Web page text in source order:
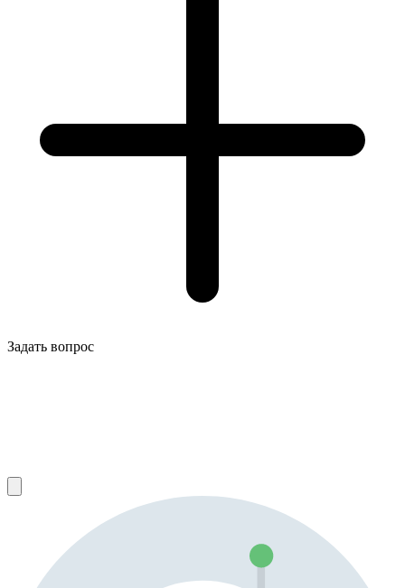
Задать вопрос